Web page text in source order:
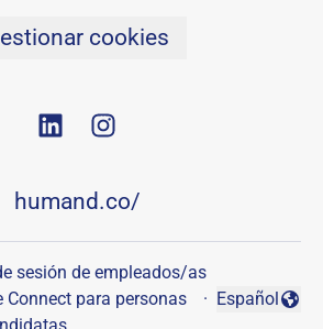
cookies
humand.co/
sesión de empleados/as
Connect para personas
·
Cambiar
Español